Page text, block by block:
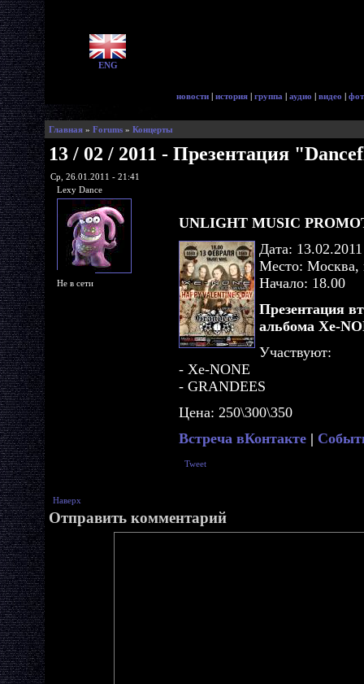
ENG
новости | история | группа | аудио | видео |
Главная » Forums » Концерты
13 / 02 / 2011 - Презентация
Ср, 26.01.2011 - 21:41
Lexy Dance
Не в сети
UNLIGHT MUSIC
Дата: 13.02.2011
Место: Москва,
Начало: 18.00
Презентация
альбома Xe-
Участвуют:
- Xe-NONE
- GRANDEES
Цена: 250\300\350
Встреча вКонтакте |
Tweet
Наверх
Отправить комментарий